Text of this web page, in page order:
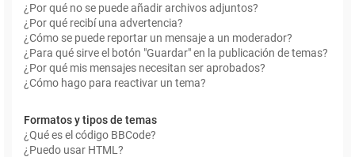
¿Por qué no se puede añadir archivos adjuntos?
¿Por qué recibí una advertencia?
¿Cómo se puede reportar un mensaje a un moderador?
¿Para qué sirve el botón "Guardar" en la publicación de temas?
¿Por qué mis mensajes necesitan ser aprobados?
¿Cómo hago para reactivar un tema?
Formatos y tipos de temas
¿Qué es el código BBCode?
¿Puedo usar HTML?